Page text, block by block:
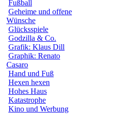
Fußball
Geheime und offene
Wünsche
Glücksspiele
Godzilla & Co.
Grafik: Klaus Dill
Graphik: Renato
Casaro
Hand und Fuß
Hexen hexen
Hohes Haus
Katastrophe
Kino und Werbung